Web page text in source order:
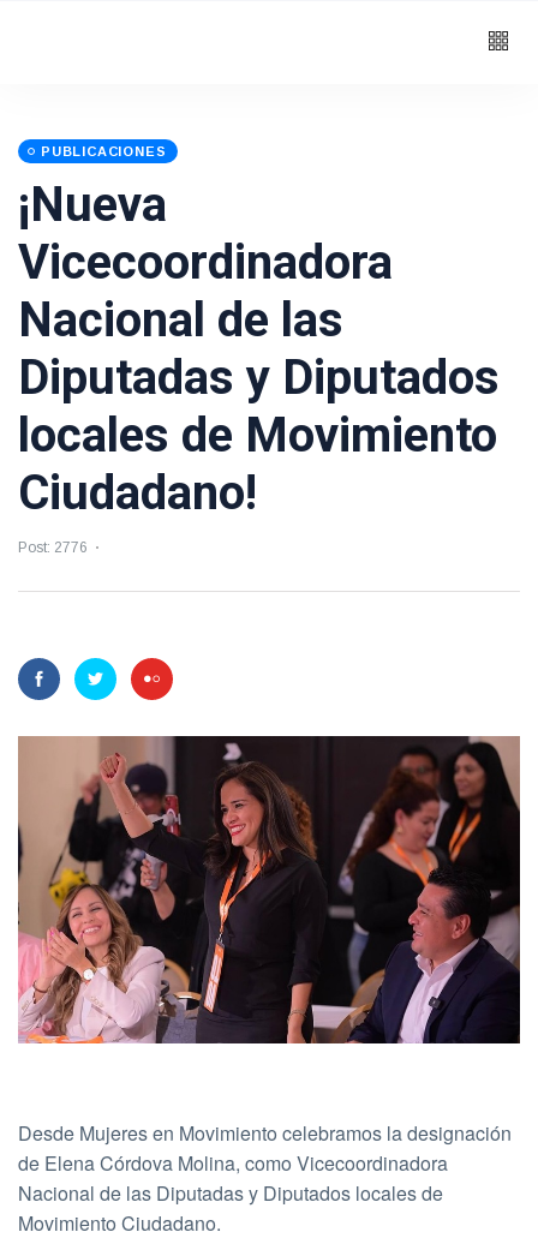
PUBLICACIONES
¡Nueva
Vicecoordinadora
Nacional de las
Diputadas y Diputados
locales de Movimiento
Ciudadano!
Post: 2776
Desde Mujeres en Movimiento celebramos la designación
de Elena Córdova Molina, como Vicecoordinadora
Nacional de las Diputadas y Diputados locales de
Movimiento Ciudadano.